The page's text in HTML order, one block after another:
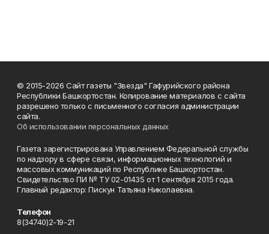
© 2015-2026 Сайт газеты "Звезда" Гафурийского района
Республики Башкортостан. Копирование материалов с сайта
разрешено только с письменного согласия администрации
сайта.
Об использовании персональных данных
Газета зарегистрирована Управлением Федеральной службы
по надзору в сфере связи, информационных технологий и
массовых коммуникаций по Республике Башкортостан.
Свидетельство ПИ № ТУ 02-01435 от 1 сентября 2015 года.
Главный редактор: Пискун Татьяна Николаевна.
Телефон
8(34740)2-19-21